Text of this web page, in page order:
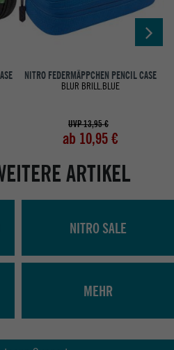
NITRO FEDERMÄPPCHEN PENCIL CASE
BLUR BRILL.BLUE
UVP 13,95 €
ab 10,95 €
ARTIKEL
NITRO SALE
MEHR